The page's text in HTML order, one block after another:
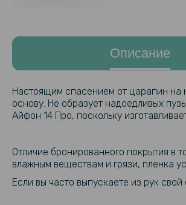
Описание
Настоящим спасением от царапин на
основу. Не образует надоедливых
Айфон 14 Про, поскольку
Отличие бронированного покрытия в
влажным веществам и грязи, пленка
Если вы часто выпускаете из рук